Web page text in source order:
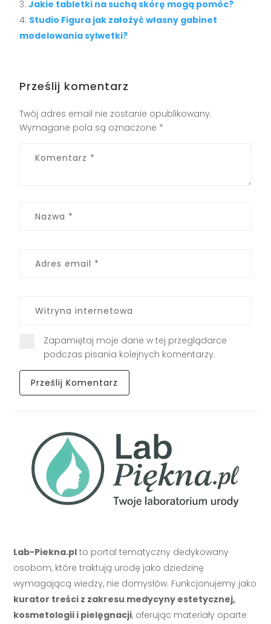
Jakie tabletki na suchą skórę mogą pomóc?
Studio Figura jak założyć własny gabinet
modelowania sylwetki?
Prześlij komentarz
Twój adres email nie zostanie opublikowany.
Wymagane pola są oznaczone *
Zapamiętaj moje dane w tej przeglądarce
podczas pisania kolejnych komentarzy.
Lab-Piekna.pl to portal tematyczny dedykowany
osobom, które traktują urodę jako dziedzinę
wymagającą wiedzy, nie domysłów. Funkcjonujemy jako
kurator treści z zakresu medycyny estetycznej,
kosmetologii i pielęgnacji, oferując materiały oparte